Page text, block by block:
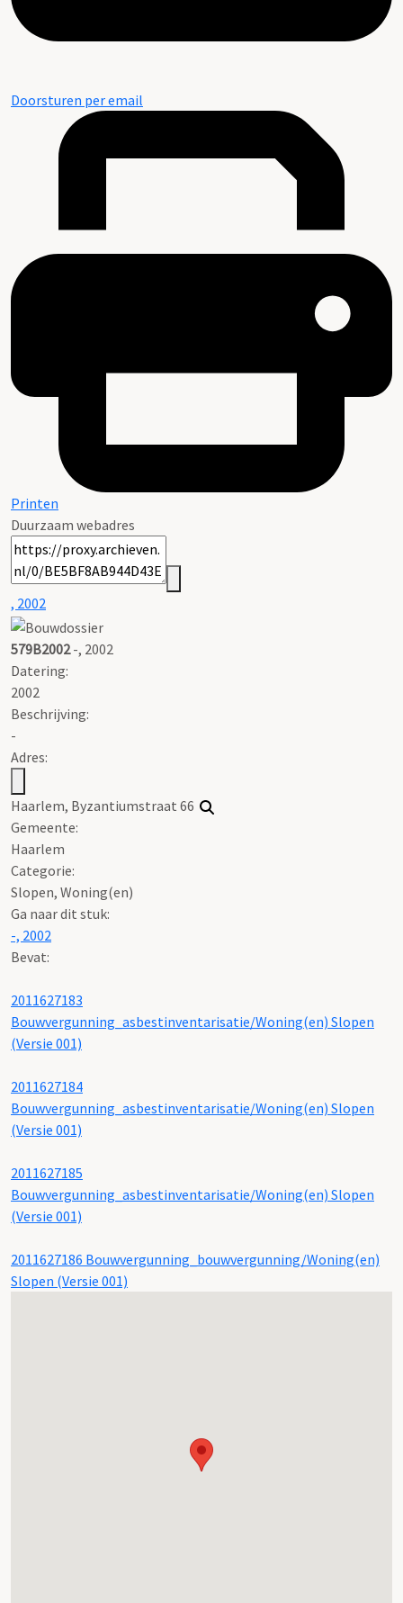
Doorsturen per email
Printen
Duurzaam webadres
, 2002
579B2002-, 2002
Datering:
2002
Beschrijving:
-
Adres:
Haarlem, Byzantiumstraat 66
Gemeente:
Haarlem
Categorie:
Slopen, Woning(en)
Ga naar dit stuk:
-, 2002
Bevat:
2011627183
Bouwvergunning_asbestinventarisatie/Woning(en) Slopen
(Versie 001)
2011627184
Bouwvergunning_asbestinventarisatie/Woning(en) Slopen
(Versie 001)
2011627185
Bouwvergunning_asbestinventarisatie/Woning(en) Slopen
(Versie 001)
2011627186 Bouwvergunning_bouwvergunning/Woning(en)
Slopen (Versie 001)